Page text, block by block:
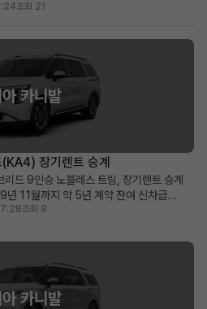
뷰 등 풍부한 최신 옵션을 갖춘 프리미엄
어난...
조회 21
카니발
장기렌트 승계
드 9인승 노블레스 트림, 장기렌트 승계
11월까지 약 5년 계약 잔여 신차급
적인 조건으로 즉시 운행 가능 넉넉한 공
하이브리드...
조회 8
카니발